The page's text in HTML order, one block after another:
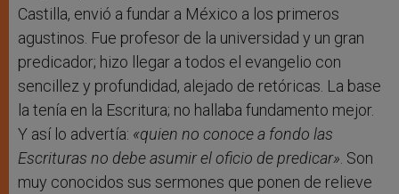
Castilla, envió a fundar a México a los primeros
agustinos. Fue profesor de la universidad y un gran
predicador; hizo llegar a todos el evangelio con
sencillez y profundidad, alejado de retóricas. La base
la tenía en la Escritura; no hallaba fundamento mejor.
Y así lo advertía: «quien no conoce a fondo las
Escrituras no debe asumir el oficio depredicar» . Son
muy conocidos sus sermones que ponen de relieve